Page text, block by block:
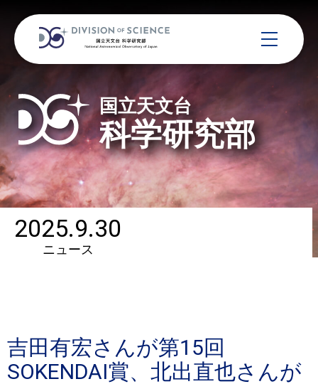
国立天文台
科学研究部
2025.9.30
ニュース
吉田有宏さんが第15回
SOKENDAI賞、北出直也さんが